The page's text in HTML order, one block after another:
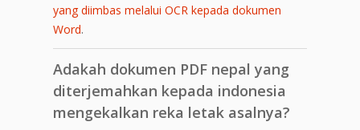
yang diimbas melalui OCR kepada dokumen
Word.
Adakah dokumen PDF nepal yang
diterjemahkan kepada indonesia
mengekalkan reka letak asalnya?